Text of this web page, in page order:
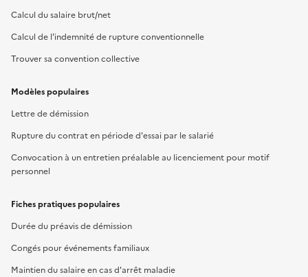
Calcul du salaire brut/net
Calcul de l'indemnité de rupture conventionnelle
Trouver sa convention collective
Modèles populaires
Lettre de démission
Rupture du contrat en période d'essai par le salarié
Convocation à un entretien préalable au licenciement pour motif
personnel
Fiches pratiques populaires
Durée du préavis de démission
Congés pour événements familiaux
Maintien du salaire en cas d'arrêt maladie